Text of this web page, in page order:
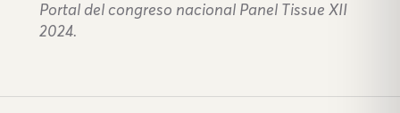
Portal del congreso nacional Panel Tissue XII
2024.